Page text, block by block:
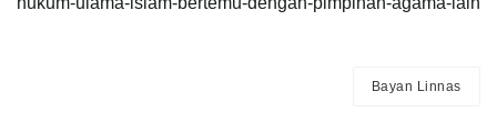
Bayan Linnas